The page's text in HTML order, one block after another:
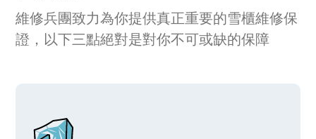
維修兵團致力為你提供真正重要的雪櫃維修保
證，以下三點絕對是對你不可或缺的保障